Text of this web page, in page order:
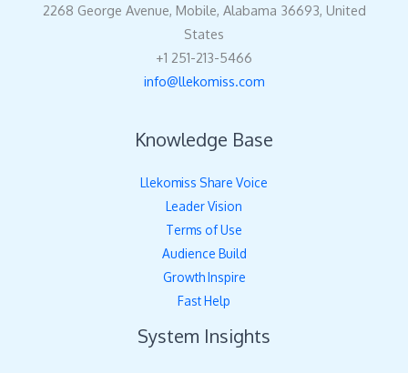
2268 George Avenue, Mobile, Alabama 36693, United
States
+1 251-213-5466
info@llekomiss.com
Knowledge Base
Llekomiss Share Voice
Leader Vision
Terms of Use
Audience Build
Growth Inspire
Fast Help
System Insights